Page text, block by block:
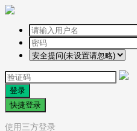
登录
快捷登录
使用三方登录